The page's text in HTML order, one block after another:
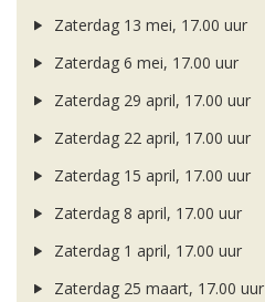
Zaterdag 13 mei, 17.00 uur
Zaterdag 6 mei, 17.00 uur
Zaterdag 29 april, 17.00 uur
Zaterdag 22 april, 17.00 uur
Zaterdag 15 april, 17.00 uur
Zaterdag 8 april, 17.00 uur
Zaterdag 1 april, 17.00 uur
Zaterdag 25 maart, 17.00 uur